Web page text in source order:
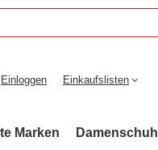
Einloggen Einkaufslisten
Marken